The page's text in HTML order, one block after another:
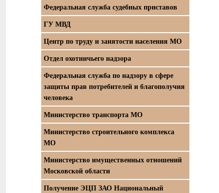
Федеральная служба судебных приставов
ГУ МВД
Центр по труду и занятости населения МО
Отдел охотничьего надзора
Федеральная служба по надзору в сфере
защиты прав потребителей и благополучия
человека
Министерство транспорта МО
Министерство строительного комплекса
МО
Министерство имущественных отношений
Московской области
Получение ЭЦП ЗАО Национальный